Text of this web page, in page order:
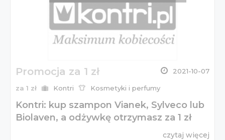
Promocja za 1 zł 2021-10-07
za 1 zł Kontri Kosmetyki i perfumy
Kontri: kup szampon Vianek, Sylveco lub
Biolaven, a odżywkę otrzymasz za 1 zł
czytaj więcej